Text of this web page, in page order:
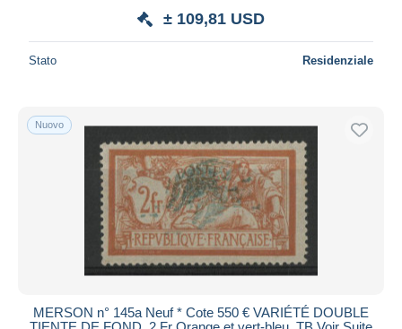
± 109,81 USD
Stato Residenziale
Nuovo
MERSON n° 145a Neuf * Cote 550 € VARIÉTÉ DOUBLE